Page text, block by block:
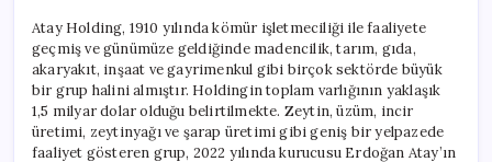
Atay Holding, 1910 yılında kömür işletmeciliği ile faaliyete
geçmiş ve günümüze geldiğinde madencilik, tarım, gıda,
akaryakıt, inşaat ve gayrimenkul gibi birçok sektörde büyük
bir grup halini almıştır. Holdingin toplam varlığının yaklaşık
1,5 milyar dolar olduğu belirtilmekte. Zeytin, üzüm, incir
üretimi, zeytinyağı ve şarap üretimi gibi geniş bir yelpazede
faaliyet gösteren grup, 2022 yılında kurucusu Erdoğan Atay’ın